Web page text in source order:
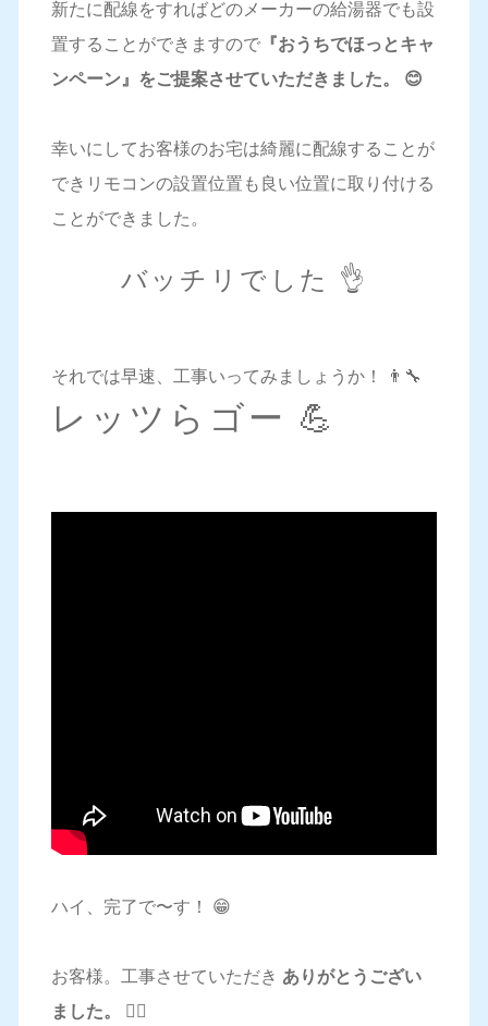
新たに配線をすればどのメーカーの給湯器でも設
置することができますので『おうちでほっとキャ
ンペーン』をご提案させていただきました。 😊
幸いにしてお客様のお宅は綺麗に配線することが
できリモコンの設置位置も良い位置に取り付ける
ことができました。
バッチリでした 👌
それでは早速、工事いってみましょうか！ 👨‍🔧
レッツらゴー 💪
ハイ、完了で〜す！ 😁
お客様。工事させていただき ありがとうござい
ました。 🙇‍♂️